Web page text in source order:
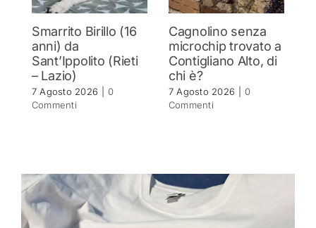
Smarrito Birillo (16
anni) da
Sant’Ippolito (Rieti
– Lazio)
7 Agosto 2026
0
Commenti
Cagnolino senza
microchip trovato a
Contigliano Alto, di
chi è?
7 Agosto 2026
0
Commenti